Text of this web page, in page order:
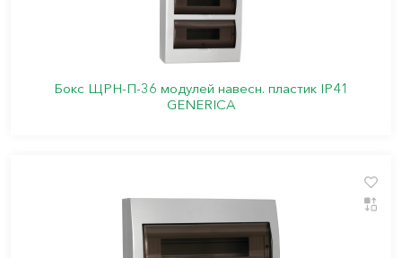
Бокс ЩРН-П-36 модулей навесн. пластик IP41
GENERICA